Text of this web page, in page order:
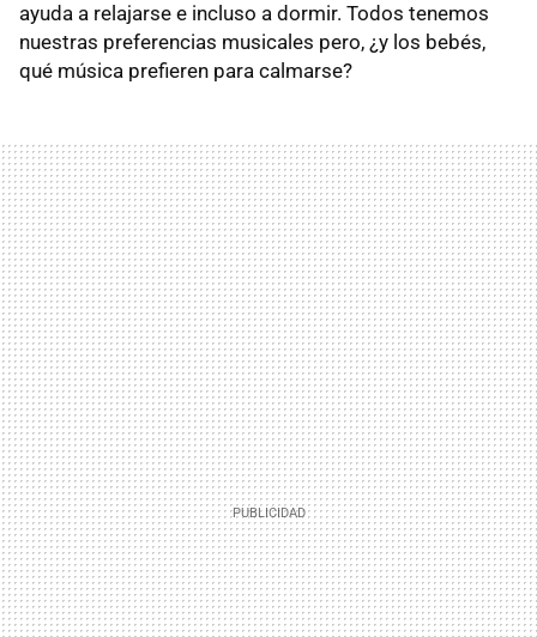
ayuda a relajarse e incluso a dormir. Todos tenemos
nuestras preferencias musicales pero, ¿y los bebés,
qué música prefieren para calmarse?